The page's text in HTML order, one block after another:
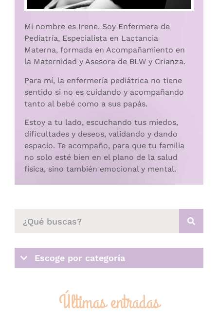
Mi nombre es Irene. Soy Enfermera de
Pediatría, Especialista en Lactancia
Materna, formada en Acompañamiento en
la Maternidad y Asesora de BLW y Crianza.
Para mí, la enfermería pediátrica no tiene
sentido si no es cuidando y acompañando
tanto al bebé como a sus papás.
Estoy a tu lado, escuchando tus miedos,
dificultades y deseos, validando y dando
espacio. Te acompaño, para que tu familia
no solo esté bien en el plano de la salud
física, sino también emocional y mental.
Escoge por categoría
Últimas entradas